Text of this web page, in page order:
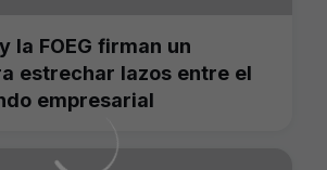
la FOEG firman un
estrechar lazos entre el
empresarial